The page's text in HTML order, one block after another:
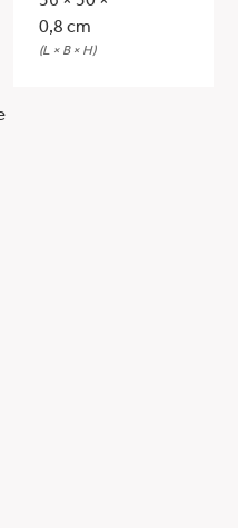
0,8 cm
(L × B × H)